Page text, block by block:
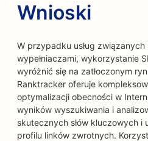
Wnioski
W przypadku usług
wypełniaczami, wykorzystanie
wyróżnić się na zatłoczonym
Ranktracker oferuje
optymalizacji obecności w
wyników wyszukiwania i
skutecznych słów kluczowych
profilu linków zwrotnych.